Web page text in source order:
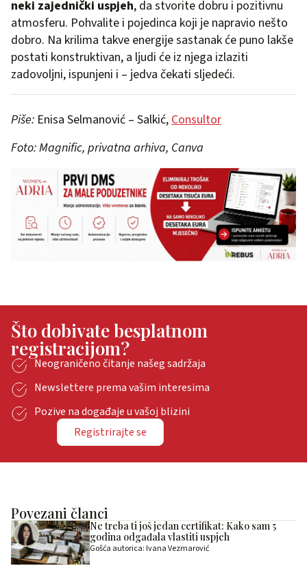
neki zajednički uspjeh, da stvorite dobru i pozitivnu
atmosferu. Pohvalite i pojedinca koji je napravio nešto
dobro. Na krilima takve energije sastanak će puno lakše
postati konstruktivan, a ljudi će iz njega izlaziti
zadovoljni, ispunjeni i – jedva čekati sljedeći.
Piše: Enisa Selmanović – Salkić,Consultor
Foto: Magnific, privatna arhiva, Canva
Što dobivate besplatnom
registracijom?
Neograničeno čitanje našeg sadržaja
Newslettere prema vašim interesima
Pozive na događaje u vašoj blizini
Registrirajte se
Povezani članci
Ne treba ti još jedan certifikat: Kako sam 5
godina odgađala vlastiti uspjeh
Gošća autorica: Ivana Vezmarović